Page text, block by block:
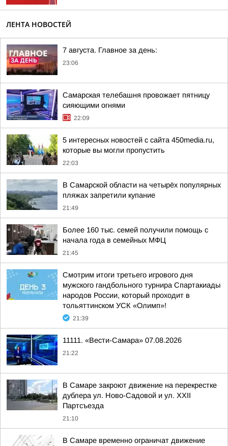
ЛЕНТА НОВОСТЕЙ
7 августа. Главное за день:
23:06
Самарская телебашня провожает пятницу
сияющими огнями
22:09
5 интересных новостей с сайта 450media.ru,
которые вы могли пропустить
22:03
В Самарской области на четырёх популярных
пляжах запретили купание
21:49
Более 160 тыс. семей получили помощь с
начала года в семейных МФЦ
21:45
Смотрим итоги третьего игрового дня
мужского гандбольного турнира Спартакиады
народов России, который проходит в
тольяттинском УСК «Олимп»!
21:39
11111. «Вести-Самара» 07.08.2026
21:22
В Самаре закроют движение на перекрестке
дублера ул. Ново-Садовой и ул. XXII
Партсъезда
21:10
В Самаре временно ограничат движение